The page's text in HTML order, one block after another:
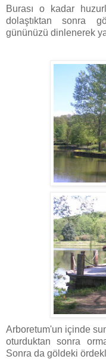
Burası o kadar
dolaştıktan sonra
gününüzü dinlenerek
Arboretum'un içinde
oturduktan sonra
Sonra da göldeki